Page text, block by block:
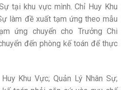
tại khu vực mình. Chỉ Huy Khu
làm đề xuất tạm ứng theo mẫu
ứng chuyển cho Trưởng Chi
đến phòng kế toán để thực
Khu Vực; Quản Lý Nhân Sự;